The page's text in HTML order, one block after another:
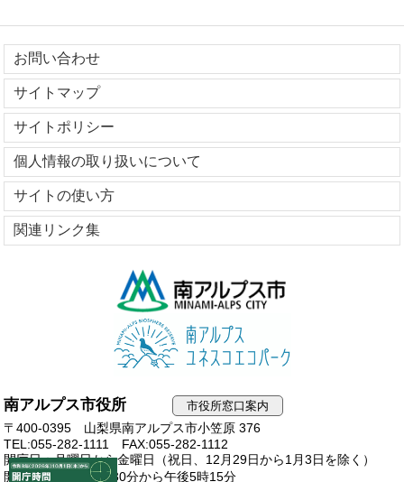
お問い合わせ
サイトマップ
サイトポリシー
個人情報の取り扱いについて
サイトの使い方
関連リンク集
南アルプス市役所 市役所窓口案内
〒400-0395 山梨県南アルプス市小笠原 376
TEL:055-282-1111
FAX:055-282-1112
開庁日：月曜日から金曜日（祝日、12月29日から1月3日を除く）
開庁時間：午前8時30分から午後5時15分